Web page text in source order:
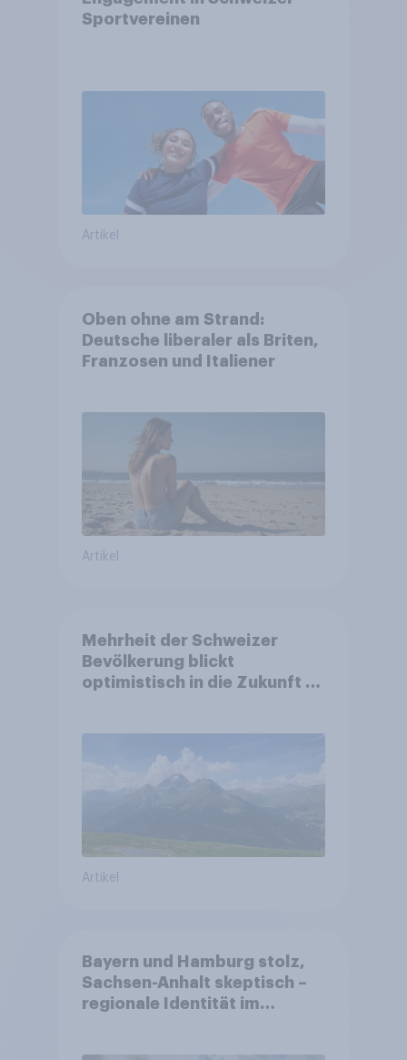
Sportvereinen
Artikel
Oben ohne am Strand:
Deutsche liberaler als Briten,
Franzosen und Italiener
Artikel
Mehrheit der Schweizer
Bevölkerung blickt
optimistisch in die Zukunft –
Altersvorsorge
Artikel
Bayern und Hamburg stolz,
Sachsen-Anhalt skeptisch –
regionale Identität im